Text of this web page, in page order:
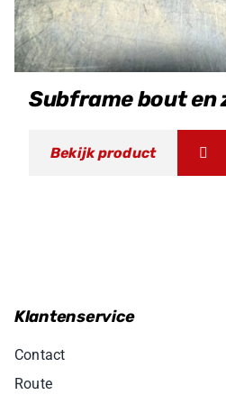
Subframe bout en
Bekijk product
Klantenservice
Contact
Route